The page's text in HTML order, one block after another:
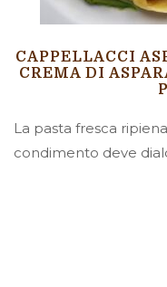
CAPPELLACCI
CREMA DI
La pasta fresca
condimento deve